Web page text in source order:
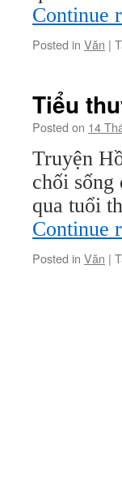
Continue
Posted in Văn |
Tiểu
Posted on 14
Truyện
chối
qua tuổi
Continue
Posted in Văn |